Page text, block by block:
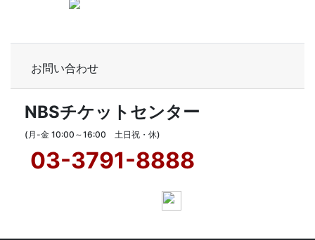
お問い合わせ
NBSチケットセンター
(月-金 10:00～16:00 土日祝・休)
03-3791-8888